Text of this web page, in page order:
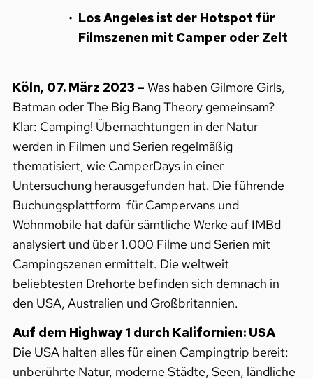
Los Angeles ist der Hotspot für
Filmszenen mit Camper oder Zelt
Köln, 07. März 2023 – Was haben Gilmore Girls,
Batman oderThe Big Bang Theory gemeinsam?
Klar: Camping! Übernachtungen in der Natur
werden in Filmen und Serien regelmäßig
thematisiert, wie CamperDays in einer
Untersuchung herausgefunden hat. Die führende
Buchungsplattform für Campervans und
Wohnmobile hat dafür sämtliche Werke auf IMBd
analysiert und über 1.000 Filme und Serien mit
Campingszenen ermittelt. Die weltweit
beliebtesten Drehorte befinden sich demnach in
den USA, Australien und Großbritannien.
Auf dem Highway 1 durch Kalifornien: USA
Die USA halten alles für einen Campingtrip bereit:
unberührte Natur, moderne Städte, Seen, ländliche